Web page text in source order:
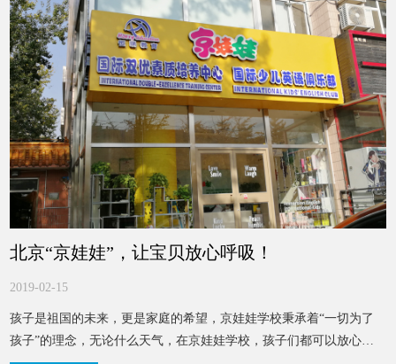
北京“京娃娃”，让宝贝放心呼吸！
2019-02-15
孩子是祖国的未来，更是家庭的希望，京娃娃学校秉承着“一切为了
孩子”的理念，无论什么天气，在京娃娃学校，孩子们都可以放心呼